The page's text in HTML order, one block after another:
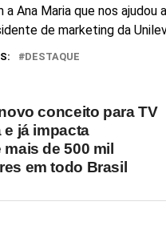
Ana Maria que nos ajudou
de marketing da
DESTAQUE
conceito para TV
já impacta
de 500 mil
em todo Brasil